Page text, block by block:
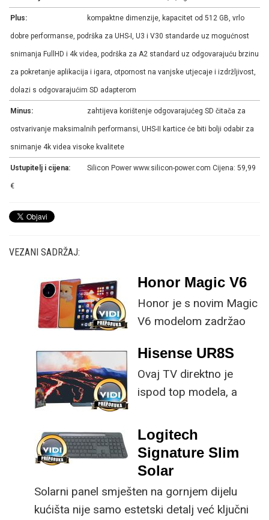
Plus: kompaktne dimenzije, kapacitet od 512 GB, vrlo
dobre performanse, podrška za UHS-I, U3 i V30 standarde uz mogućnost
snimanja FullHD i 4k videa, podrška za A2 standard uz odgovarajuću brzinu
za pokretanje aplikacija i igara, otpornost na vanjske utjecaje i izdržljivost,
dolazi s odgovarajućim SD adapterom
Minus: zahtijeva korištenje odgovarajućeg SD čitača za
ostvarivanje maksimalnih performansi, UHS-II kartice će biti bolji odabir za
snimanje 4k videa visoke kvalitete
Ustupitelj i cijena: Silicon Power www.silicon-power.com Cijena: 59,99
€
VEZANI SADRŽAJ:
Honor Magic V6
Honor je s novim Magic
V6 modelom zadržao
specifikacije, no
istovremeno
implementirao
ključne svakom
korisniku.
Hisense UR8S
Ovaj TV direktno je
ispod top modela, a
male ustupke možete
osjetno uštedjeti pri
kupnji.
Logitech
Signature Slim
Solar
Solarni panel smješten na gornjem dijelu
kućišta nije samo estetski detalj već ključni